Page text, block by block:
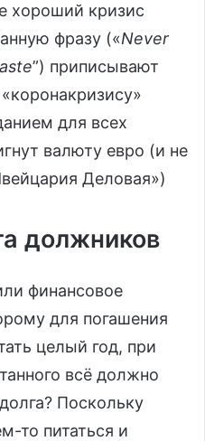
хороший кризис
фразу («Never
”) приписывают
для всех
валюту евро (и не
Деловая»)
должников
финансовое
для погашения
целый год, при
всё должно
Поскольку
то питаться и